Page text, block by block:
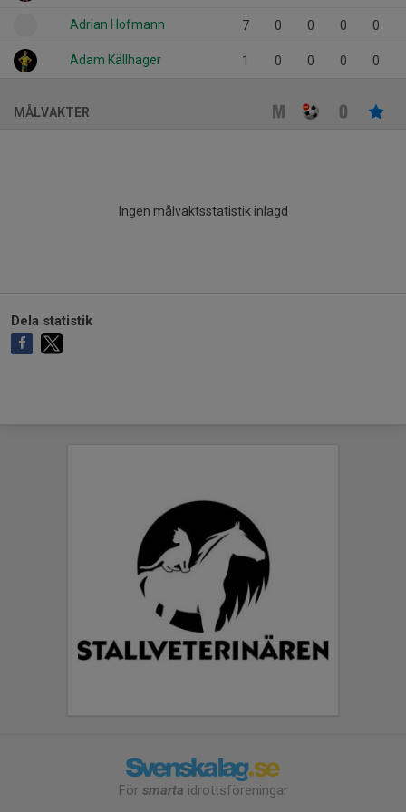
Adrian Hofmann 7 0 0 0 0
Adam Källhager 1 0 0 0 0
MÅLVAKTER
Ingen målvaktsstatistik inlagd
Dela statistik
För smarta idrottsföreningar